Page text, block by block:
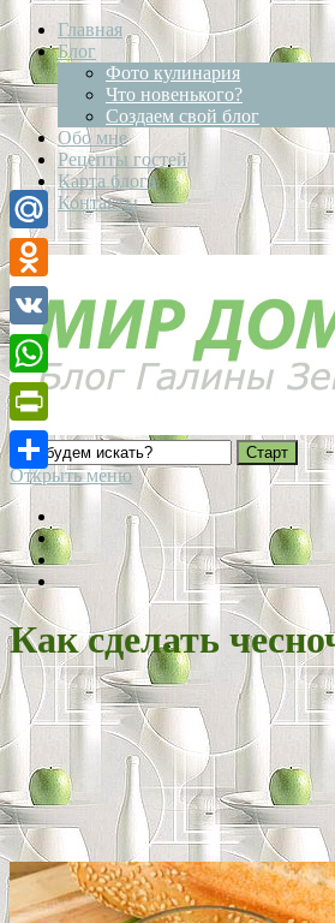
Главная
Блог
Фото кулинария
Что новенького?
Создаем свой блог
Обо мне
Рецепты гостей
Карта блога
Контакты
Открыть меню
Как сделать
Mail.Ru
Odnoklassniki
VK
WhatsApp
PrintFriendly
Отправить